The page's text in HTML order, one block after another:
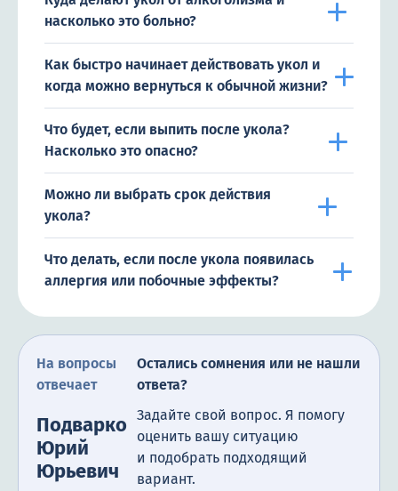
насколько это больно?
Как быстро начинает действовать укол и
когда можно вернуться к обычной жизни?
Что будет, если выпить после укола?
Насколько это опасно?
Можно ли выбрать срок действия
укола?
Что делать, если после укола появилась
аллергия или побочные эффекты?
На вопросы
отвечает
Подварко
Юрий
Юрьевич
Остались сомнения или не нашли
ответа?
Задайте свой вопрос. Я помогу
оценить вашу ситуацию
и подобрать подходящий
вариант.